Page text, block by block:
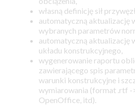
własną definicję sił
automatyczną aktualizację
wybranych parametrów
automatyczną aktualizację
układu konstrukcyjnego,
wygenerowanie raportu
zawierającego spis
warunki konstrukcyjne i
wymiarowania (format .rtf -
OpenOffice, itd).